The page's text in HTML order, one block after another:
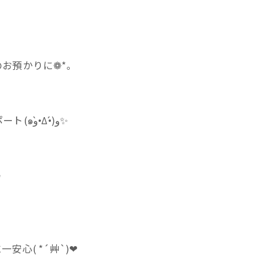
預かりに❁*｡
必要な治療やケアをホテル中にしっかりとサポート(๑و•̀Δ•́)و✨️
一安心( *´艸`)❤︎